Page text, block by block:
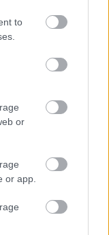
to
or
or app.